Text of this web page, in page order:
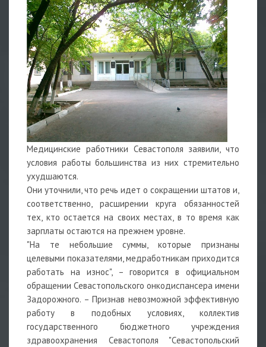
Медицинские работники Севастополя заявили, что
условия работы большинства из них стремительно
ухудшаются.
Они уточнили, что речь идет о сокращении штатов и,
соответственно, расширении круга обязанностей
тех, кто остается на своих местах, в то время как
зарплаты остаются на прежнем уровне.
"На те небольшие суммы, которые признаны
целевыми показателями, медработникам приходится
работать на износ", – говорится в официальном
обращении Севастопольского онкодиспансера имени
Задорожного. – Признав невозможной эффективную
работу в подобных условиях, коллектив
государственного бюджетного учреждения
здравоохранения Севастополя "Севастопольский